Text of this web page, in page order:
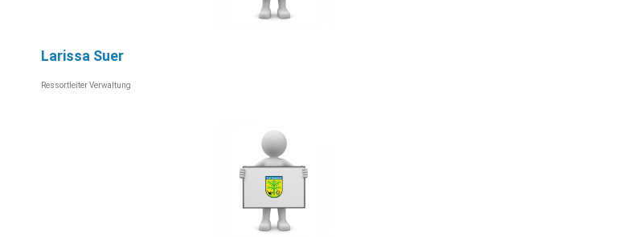
Larissa Suer
Ressortleiter Verwaltung